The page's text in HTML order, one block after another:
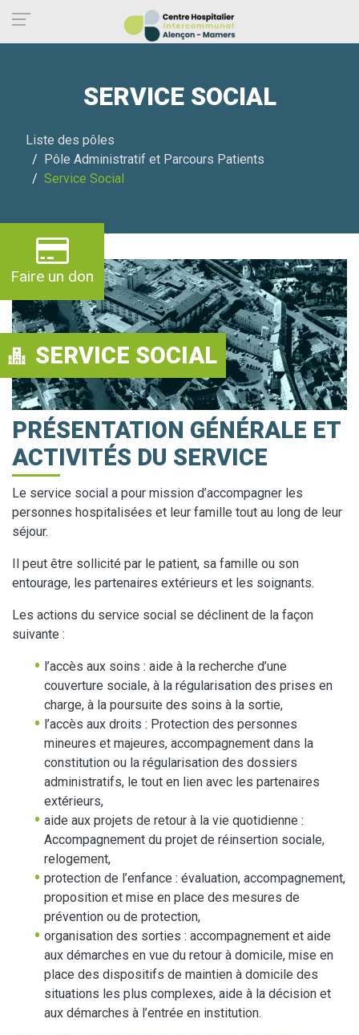
SERVICE SOCIAL
Liste des pôles
Pôle Administratif et Parcours Patients
Service Social
SERVICE SOCIAL
PRÉSENTATION GÉNÉRALE ET
ACTIVITÉS DU SERVICE
Le service social a pour mission d’accompagner les
personnes hospitalisées et leur famille tout au long de leur
séjour.
Il peut être sollicité par le patient, sa famille ou son
entourage, les partenaires extérieurs et les soignants.
Les actions du service social se déclinent de la façon
suivante :
l’accès aux soins : aide à la recherche d’une
couverture sociale, à la régularisation des prises en
charge, à la poursuite des soins à la sortie,
l’accès aux droits : Protection des personnes
mineures et majeures, accompagnement dans la
constitution ou la régularisation des dossiers
administratifs, le tout en lien avec les partenaires
extérieurs,
aide aux projets de retour à la vie quotidienne :
Accompagnement du projet de réinsertion sociale,
relogement,
protection de l’enfance : évaluation, accompagnement,
proposition et mise en place des mesures de
prévention ou de protection,
organisation des sorties : accompagnement et aide
aux démarches en vue du retour à domicile, mise en
place des dispositifs de maintien à domicile des
situations les plus complexes, aide à la décision et
aux démarches à l’entrée en institution.
Faire un don
Panneau de gestion des cookies